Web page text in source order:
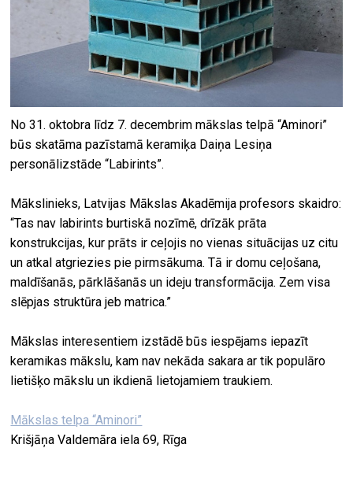
No 31. oktobra līdz 7. decembrim mākslas telpā “Aminori”
būs skatāma pazīstamā keramiķa Daiņa Lesiņa
personālizstāde “Labirints”.
Mākslinieks, Latvijas Mākslas Akadēmija profesors skaidro:
“Tas nav labirints burtiskā nozīmē, drīzāk prāta
konstrukcijas, kur prāts ir ceļojis no vienas situācijas uz citu
un atkal atgriezies pie pirmsākuma. Tā ir domu ceļošana,
maldīšanās, pārklāšanās un ideju transformācija. Zem visa
slēpjas struktūra jeb matrica.”
Mākslas interesentiem izstādē būs iespējams iepazīt
keramikas mākslu, kam nav nekāda sakara ar tik populāro
lietišķo mākslu un ikdienā lietojamiem traukiem.
Mākslas telpa “Aminori”
Krišjāņa Valdemāra iela 69, Rīga